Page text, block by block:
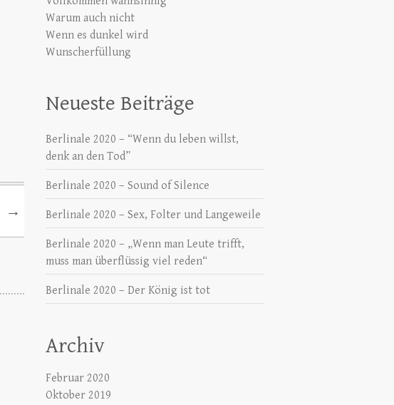
→
Warum auch nicht
Wenn es dunkel wird
Wunscherfüllung
Neueste Beiträge
Berlinale 2020 – “Wenn du leben willst,
denk an den Tod”
Berlinale 2020 – Sound of Silence
Berlinale 2020 – Sex, Folter und Langeweile
Berlinale 2020 – „Wenn man Leute trifft,
muss man überflüssig viel reden“
Berlinale 2020 – Der König ist tot
Archiv
Februar 2020
Oktober 2019